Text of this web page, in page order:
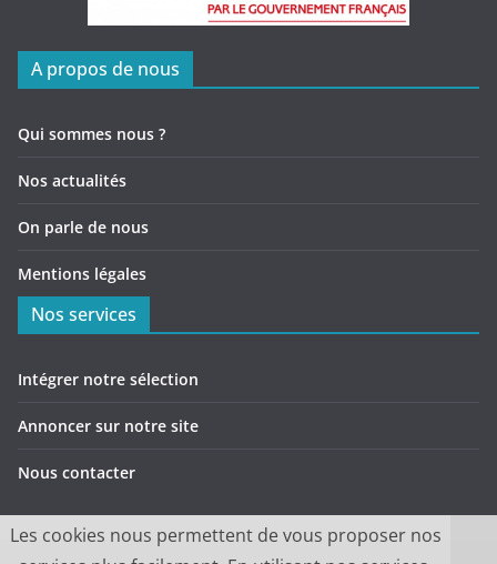
A propos de nous
Qui sommes nous ?
Nos actualités
On parle de nous
Mentions légales
Nos services
Intégrer notre sélection
Annoncer sur notre site
Nous contacter
Les cookies nous permettent de vous proposer nos